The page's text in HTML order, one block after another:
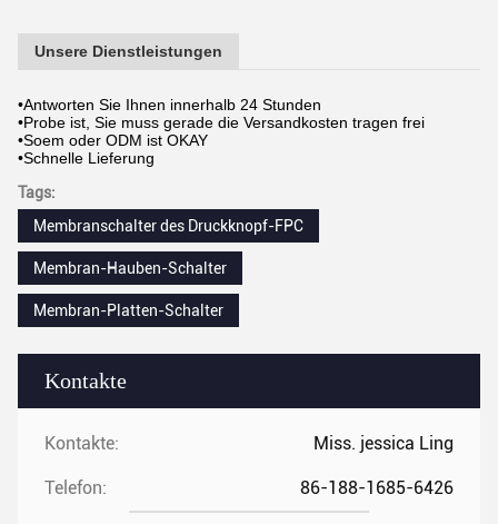
Kontakte
Kontakte: Miss. jessica Ling
Telefon: 86-188-1685-6426
Unsere Dienstleistungen
•Antworten Sie Ihnen innerhalb 24 Stunden
•Probe ist, Sie muss gerade die Versandkosten tragen frei
•Soem oder ODM ist OKAY
•Schnelle Lieferung
Tags:
Membranschalter des Druckknopf-FPC
Membran-Hauben-Schalter
Membran-Platten-Schalter